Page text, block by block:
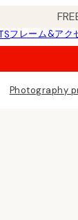
フレーム&アク
Photography